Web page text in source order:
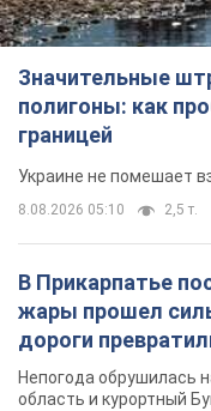
Значительные
полигоны: как
границей
Украине не помешает
8.08.2026 05:10 2,5 т.
В Прикарпатье
жары прошел
дороги
Непогода обрушилась
область и курортный